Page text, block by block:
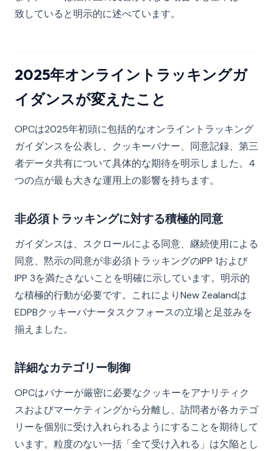
致していると明示的に述べています。
2025年オンライントラッキングガ
イダンスが変えたこと
OPCは2025年初頭に包括的なオンライントラッキング
ガイダンスを公表し、クッキーバナー、同意記録、第三
者データ共有について具体的な期待を明示しました。4
つの点が最も大きな運用上の影響を持ちます。
非必須トラッキングに対する積極的同意
ガイダンスは、スクロールによる同意、継続使用による
同意、黙示の同意が非必須トラッキングのIPP 1および
IPP 3を満たさないことを明確に示しています。明示的
な積極的行動が必要です。これによりNew Zealandは
EDPBクッキーバナータスクフォースの立場と足並みを
揃えました。
詳細なカテゴリー制御
OPCはバナーが厳密に必要なクッキーをアナリティク
スおよびマーケティングから分離し、訪問者が各カテゴ
リーを個別に受け入れられるようにすることを期待して
います。粒度のない一括「全て受け入れる」は欠陥とし